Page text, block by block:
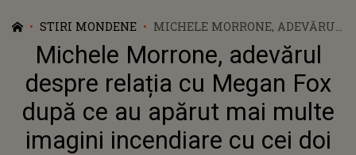
STIRI MONDENE
MICHELE MORRONE, ADEVĂRUL
DESPRE RELAȚIA CU MEGAN
FOX DUPĂ CE AU APĂRUT MAI
MULTE IMAGINI INCENDIARE
CU CEI DOI
Michele Morrone, adevărul
despre relația cu Megan Fox
după ce au apărut mai multe
imagini incendiare cu cei doi